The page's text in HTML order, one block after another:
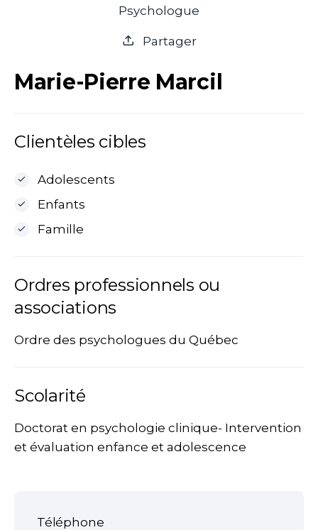
Psychologue
Partager
Marie-Pierre Marcil
Clientèles cibles
Adolescents
Enfants
Famille
Ordres professionnels ou
associations
Ordre des psychologues du Québec
Scolarité
Doctorat en psychologie clinique- Intervention
et évaluation enfance et adolescence
Téléphone